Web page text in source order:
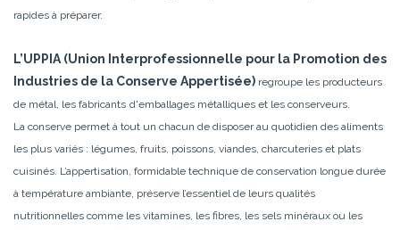
rapides à préparer.
L’UPPIA (Union Interprofessionnelle pour la Promotion des
Industries de la Conserve Appertisée) regroupe les producteurs
de métal, les fabricants d'emballages métalliques et les conserveurs.
La conserve permet à tout un chacun de disposer au quotidien des aliments
les plus variés : légumes, fruits, poissons, viandes, charcuteries et plats
cuisinés. L’appertisation, formidable technique de conservation longue durée
à température ambiante, préserve l’essentiel de leurs qualités
nutritionnelles comme les vitamines, les fibres, les sels minéraux ou les